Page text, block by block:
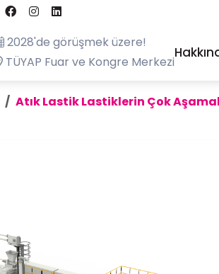
2028'de görüşmek üzere!
TÜYAP Fuar ve Kongre Merkezi
Atık Lastik Lastiklerin Çok